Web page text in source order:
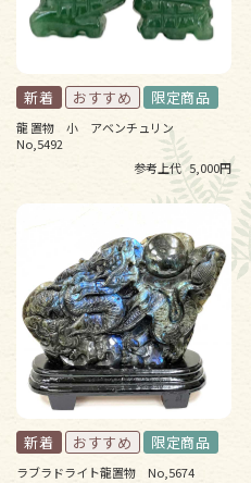
龍 置物 小 アベンチュリン
No,5492
参考上代 5,000円
ラブラドライト龍置物 No,5674